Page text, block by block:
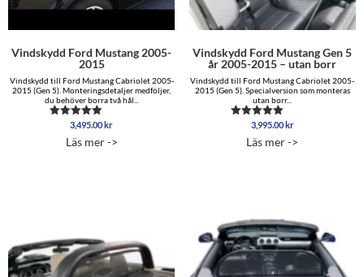
Vindskydd Ford Mustang 2005-
2015
Vindskydd till Ford Mustang Cabriolet 2005-
2015 (Gen 5). Monteringsdetaljer medföljer,
du behöver borra två hål...
Betygsatt
av 5
3,495.00 kr
Läs mer ->
Vindskydd Ford Mustang Gen 5
år 2005-2015 – utan borr
Vindskydd till Ford Mustang Cabriolet 2005-
2015 (Gen 5). Specialversion som monteras
utan borr...
Betygsatt
av 5
3,995.00 kr
Läs mer ->